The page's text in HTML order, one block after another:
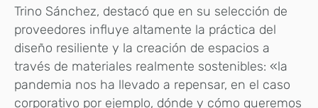
Trino Sánchez, destacó que en su selección de
proveedores influye altamente la práctica del
diseño resiliente y la creación de espacios a
través de materiales realmente sostenibles: «la
pandemia nos ha llevado a repensar, en el caso
corporativo por ejemplo, dónde y cómo queremos